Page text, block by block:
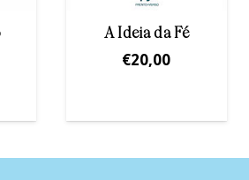
Mapas de Fé
€14,00